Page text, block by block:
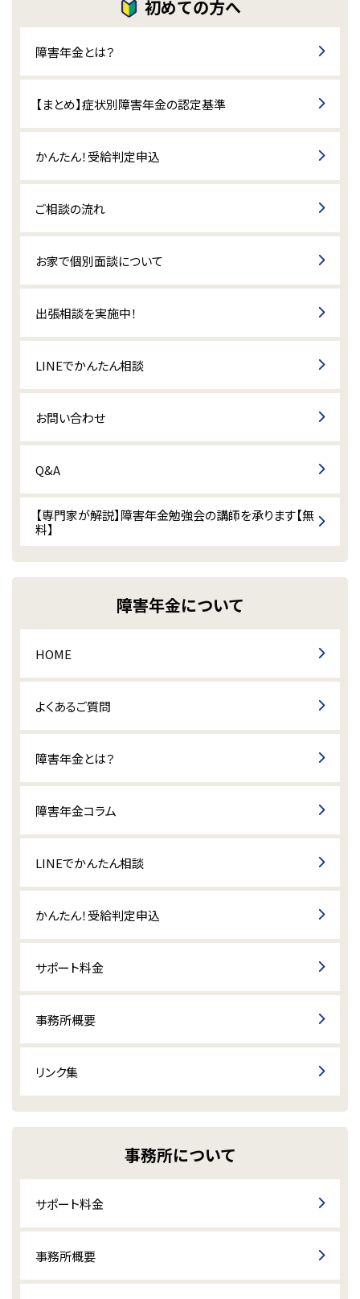
初めての方へ
障害年金とは？
【まとめ】症状別障害年金の認定基準
かんたん！受給判定申込
ご相談の流れ
お家で個別面談について
出張相談を実施中！
LINEでかんたん相談
お問い合わせ
Q&A
【専門家が解説】障害年金勉強会の講師を承ります【無
料】
障害年金について
HOME
よくあるご質問
障害年金とは？
障害年金コラム
LINEでかんたん相談
かんたん！受給判定申込
サポート料金
事務所概要
リンク集
事務所について
サポート料金
事務所概要